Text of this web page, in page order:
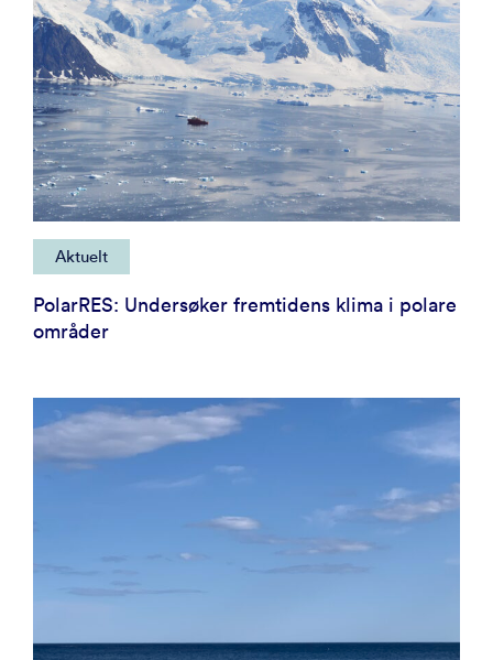
Aktuelt
PolarRES: Undersøker fremtidens klima i polare
områder